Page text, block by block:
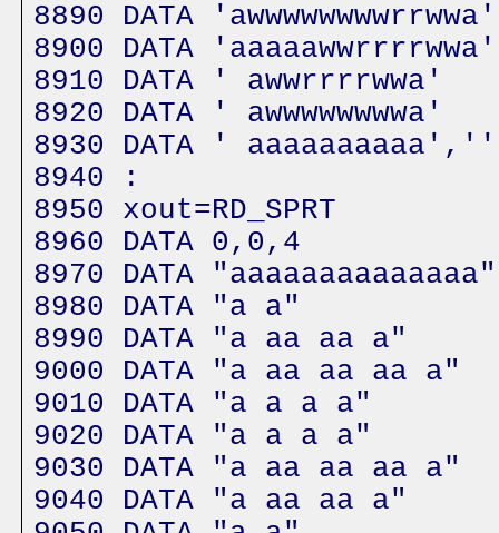
8890 DATA 'awwwwwwwwrrwwa'
8900 DATA 'aaaaawwrrrrwwa'
8910 DATA ' awwrrrrwwa'
8920 DATA ' awwwwwwwwa'
8930 DATA ' aaaaaaaaaa',''
8940 :
8950 xout=RD_SPRT
8960 DATA 0,0,4
8970 DATA "aaaaaaaaaaaaaa"
8980 DATA "a a"
8990 DATA "a aa aa a"
9000 DATA "a aa aa aa a"
9010 DATA "a a a a"
9020 DATA "a a a a"
9030 DATA "a aa aa aa a"
9040 DATA "a aa aa a"